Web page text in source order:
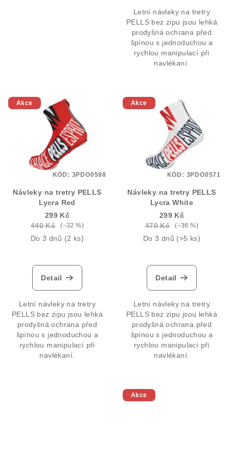
Letní návleky na tretry
PELLS bez zipu jsou lehká
prodyšná ochrana před
špínou s jednoduchou a
rychlou manipulací při
navlékaní.
Akce
Návleky na tretry PELLS
Lycra Red
299 Kč
440 Kč
(–32 %)
Do 3 dnů (2 ks)
Detail
Letní návleky na tretry
PELLS bez zipu jsou lehká
prodyšná ochrana před
špínou s jednoduchou a
rychlou manipulací při
navlékaní.
KÓD: 3PDO0598
Akce
Návleky na tretry PELLS
Lycra White
299 Kč
470 Kč
(–36 %)
Do 3 dnů (>5 ks)
Detail
Letní návleky na tretry
PELLS bez zipu jsou lehká
prodyšná ochrana před
špínou s jednoduchou a
rychlou manipulací při
navlékaní.
KÓD: 3PDO0571
Akce